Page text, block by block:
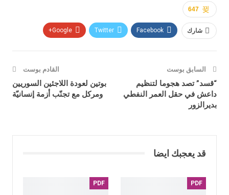
647
شارك Facebook
Twitter
Google+
السابق بوست
“قسد” تصد هجوما لتنظيم
داعش في حقل العمر النفطي
بديرالزور
القادم بوست
بوتين لعودة اللاجئين السوريين
ومركل مع تجنّب أزمة إنسانيّة
قد يعجبك ايضا
PDF
PDF